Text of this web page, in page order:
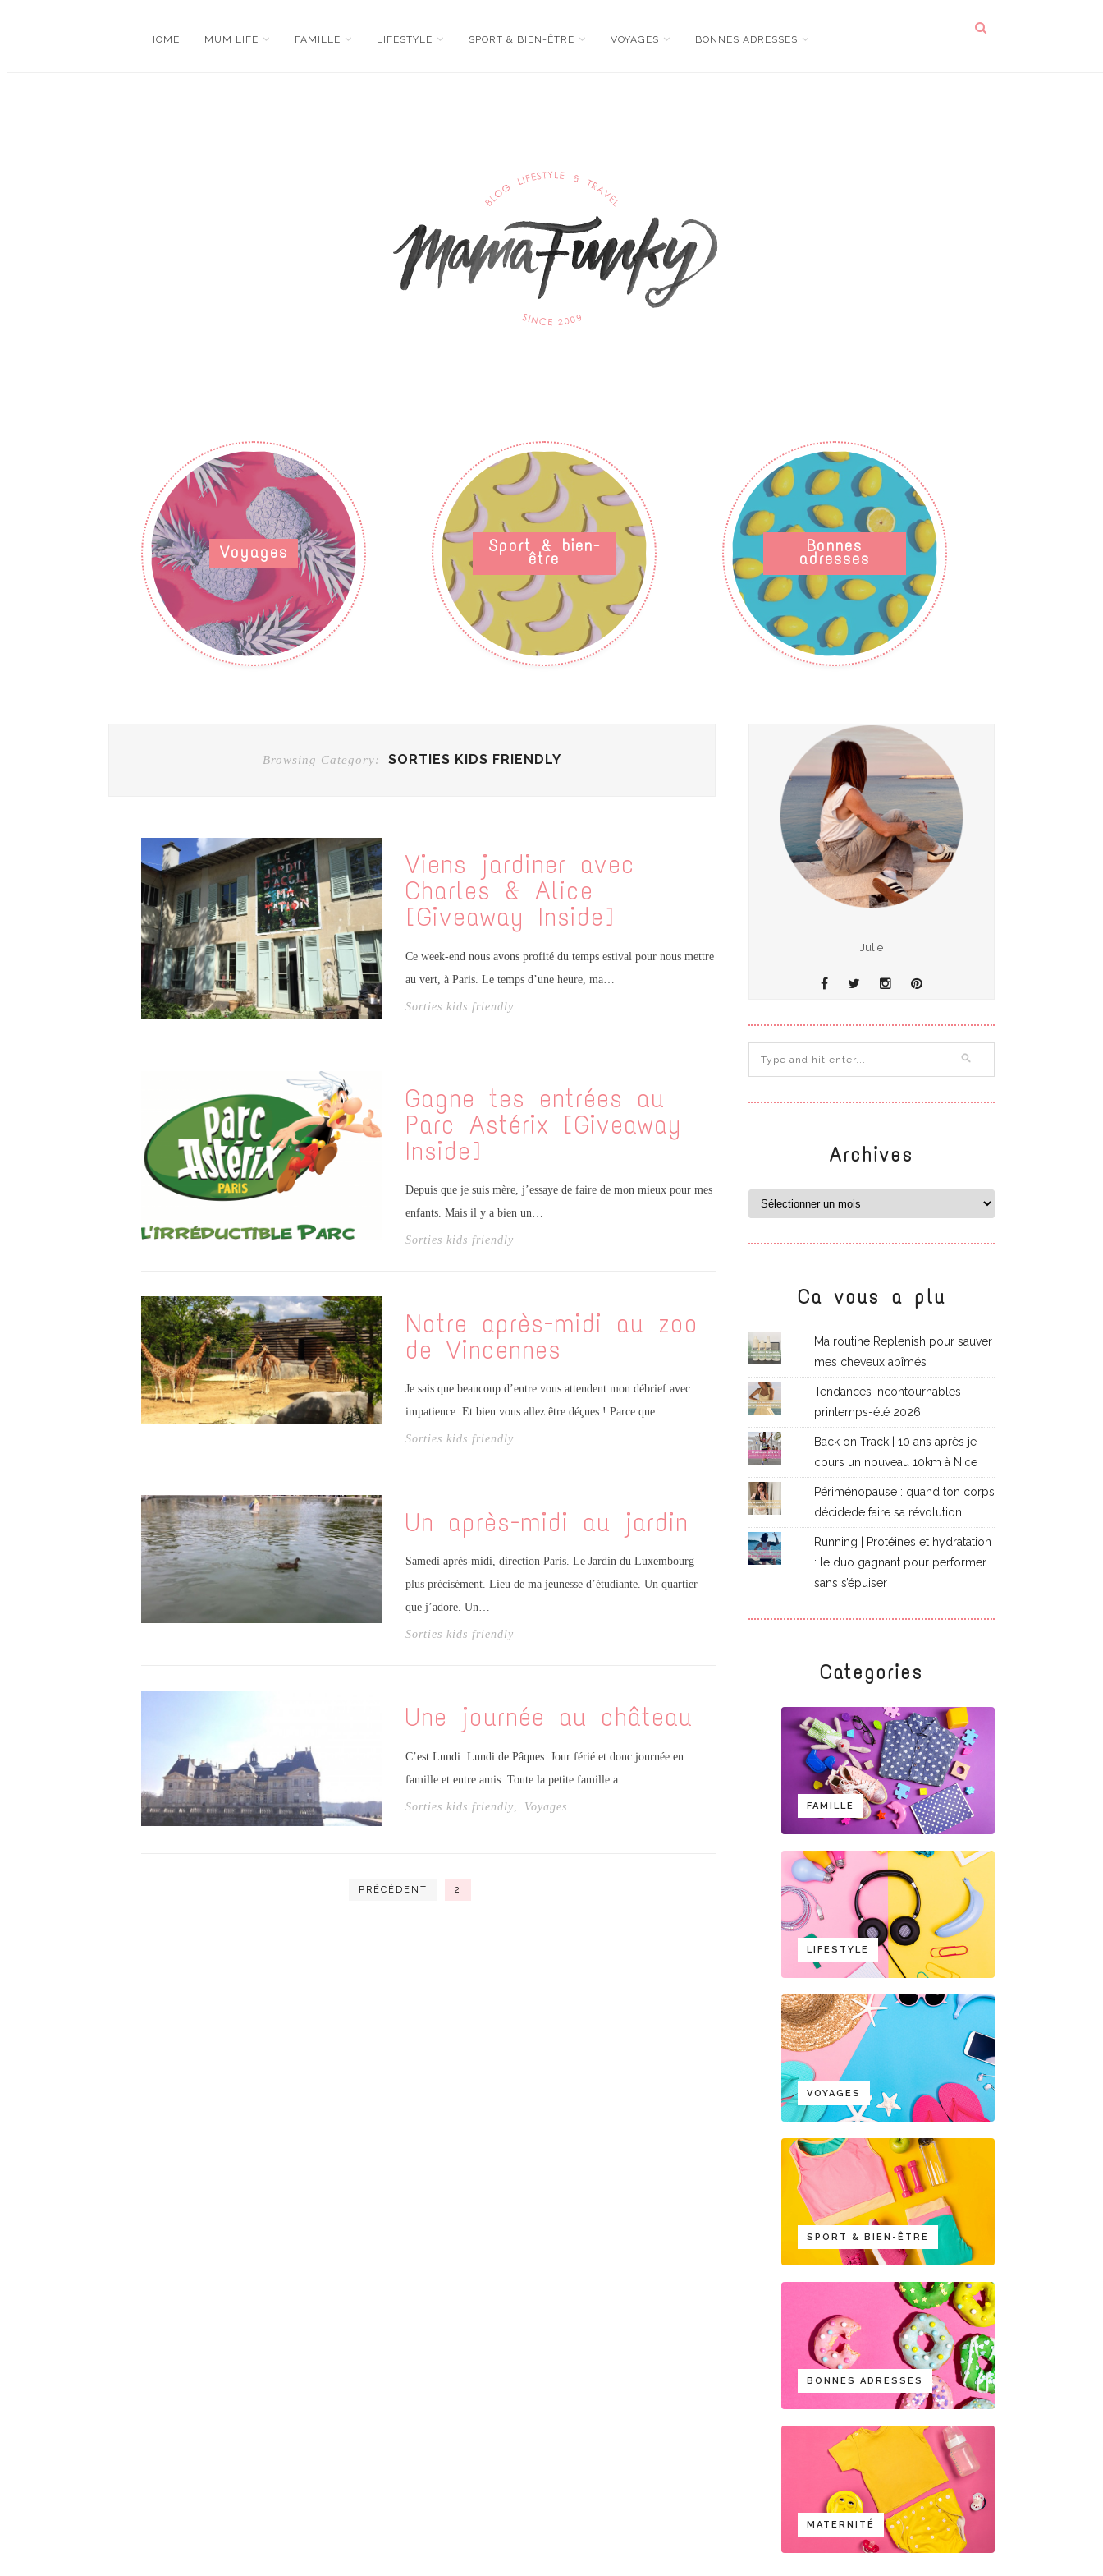
HOME MUM LIFE FAMILLE LIFESTYLE SPORT & BIEN-ÊTRE VOYAGES BONNES ADRESSES
Voyages Sport & bien-
être
Bonnes
adresses
Browsing Category: SORTIES KIDS FRIENDLY
Viens jardiner avec
Charles & Alice
[Giveaway Inside]
Ce week-end nous avons profité du temps estival pour nous mettre
au vert, à Paris. Le temps d’une heure, ma…
Sorties kids friendly
Gagne tes entrées au
Parc Astérix [Giveaway
Inside]
Depuis que je suis mère, j’essaye de faire de mon mieux pour mes
enfants. Mais il y a bien un…
Sorties kids friendly
Notre après-midi au zoo
de Vincennes
Je sais que beaucoup d’entre vous attendent mon débrief avec
impatience. Et bien vous allez être déçues ! Parce que…
Sorties kids friendly
Un après-midi au jardin
Samedi après-midi, direction Paris. Le Jardin du Luxembourg
plus précisément. Lieu de ma jeunesse d’étudiante. Un quartier
que j’adore. Un…
Sorties kids friendly
Une journée au château
C’est Lundi. Lundi de Pâques. Jour férié et donc journée en
famille et entre amis. Toute la petite famille a…
Sorties kids friendly Voyages
PRÉCÉDENT 2
Julie
Archives
Ca vous a plu
Ma routine Replenish pour sauver
mes cheveux abîmés
Tendances incontournables
printemps-été 2026
Back on Track | 10 ans après je
cours un nouveau 10km à Nice
Périménopause : quand ton corps
décidede faire sa révolution
Running | Protéines et hydratation
: le duo gagnant pour performer
sans s’épuiser
Categories
FAMILLE
LIFESTYLE
VOYAGES
SPORT & BIEN-ÊTRE
BONNES ADRESSES
MATERNITÉ